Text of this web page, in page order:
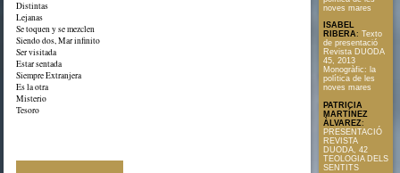
Distintas
Lejanas
Se toquen y se mezclen
Siendo dos, Mar infinito
Ser visitada
Estar sentada
Siempre Extranjera
Es la otra
Misterio
Tesoro
noves mares
ISABEL
RIBERA: Texto
de presentació
Revista DUODA
45, 2013
Monogràfic: la
política de les
noves mares
PATRICIA
MARTÍNEZ
ÀLVAREZ:
PRESENTACIÓ
REVISTA
DUODA, 42
TEOLOGIA DELS
SENTITS